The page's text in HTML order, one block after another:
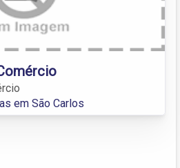
em São Carlos